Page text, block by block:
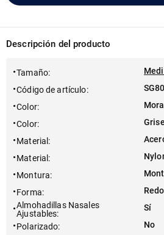
Descripción del producto
Tamaño:
Código de artículo:
Color:
Color:
Material :
Material :
Montura:
Forma:
Almohadillas Nasales
Ajustables:
Sí
Polarizado:
No